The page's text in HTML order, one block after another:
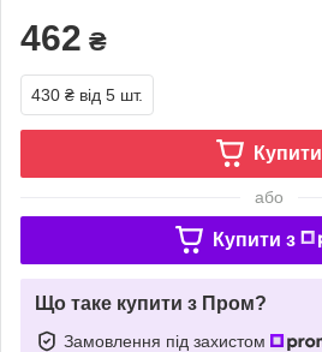
462 ₴
430 ₴ від 5 шт.
Купити
або
Купити з
Що таке купити з Пром?
Замовлення під захистом